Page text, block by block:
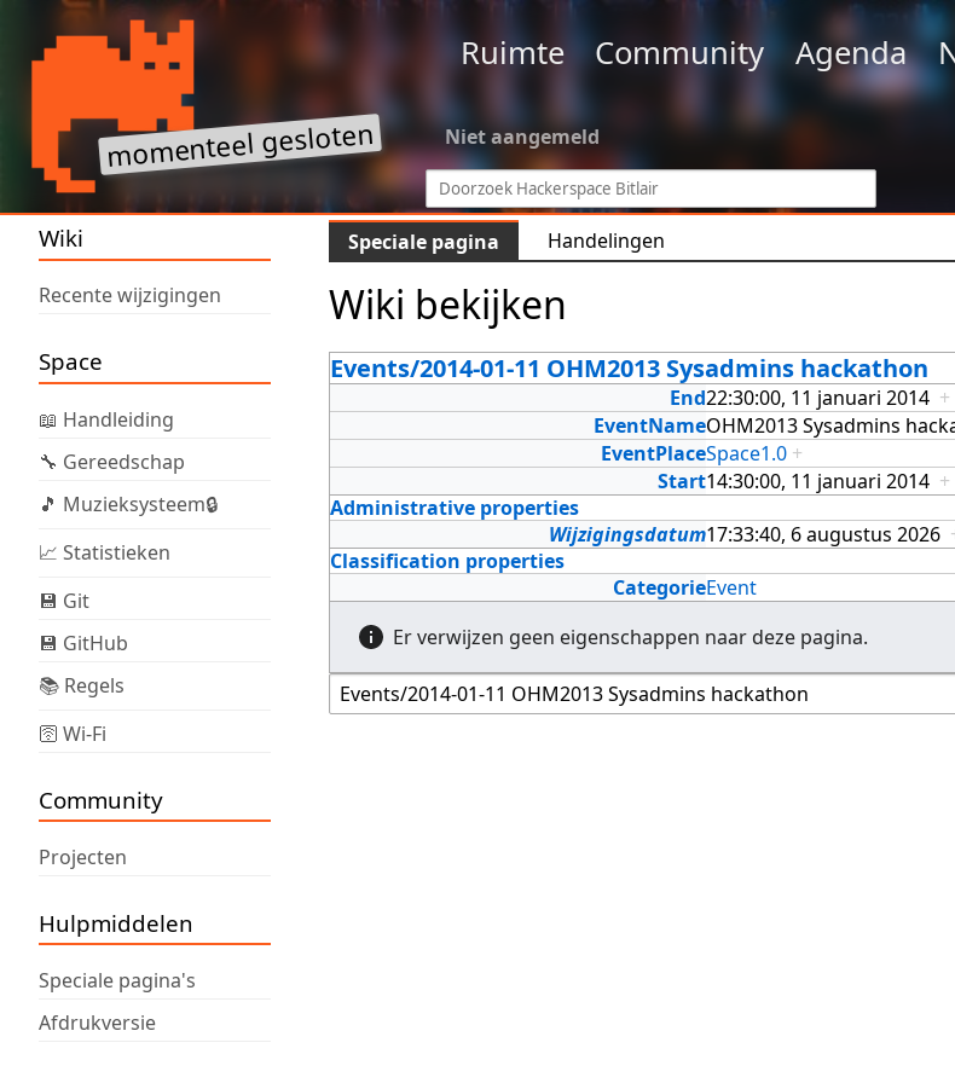
Ruimte Community Agenda
Niet aangemeld
Wiki
Recente wijzigingen
Space
📖 Handleiding
🔧 Gereedschap
🎵 Muzieksysteem🔒
📈 Statistieken
💾 Git
💾 GitHub
📚 Regels
🛜 Wi-Fi
Community
Projecten
Hulpmiddelen
Speciale pagina's
Afdrukversie
Speciale pagina Handelingen
Wiki bekijken
Events/2014-01-11 OHM2013 Sysadmins hackathon
End22:30:00, 11 januari 2014 +
EventNameOHM2013 Sysadmins
EventPlaceSpace1.0 +
Start14:30:00, 11 januari 2014 +
Administrative properties
Wijzigingsdatum17:33:40, 6 augustus 2026
Classification properties
CategorieEvent
Er verwijzen geen eigenschappen naar deze pagina.